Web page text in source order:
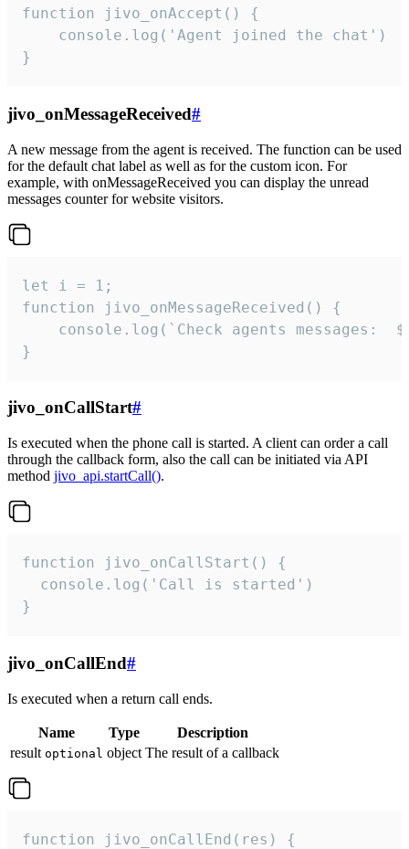
function jivo_onAccept() {
}
jivo_onMessageReceived#
A new message from the agent is received. The function can be used
for the default chat label as well as for the custom icon. For
example, with onMessageReceived you can display the unread
messages counter for website visitors.
let i = 1;
function jivo_onMessageReceived() {
}
jivo_onCallStart#
Is executed when the phone call is started. A client can order a call
through the callback form, also the call can be initiated via API
method jivo_api.startCall().
function jivo_onCallStart() {
  console.log('Call is started')
}
jivo_onCallEnd#
Is executed when a return call ends.
Name Type
Description
result optional object The result of a callback
function jivo_onCallEnd(res) {